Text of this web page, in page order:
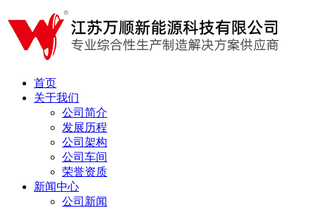
首页
关于我们
公司简介
发展历程
公司架构
公司车间
荣誉资质
新闻中心
公司新闻